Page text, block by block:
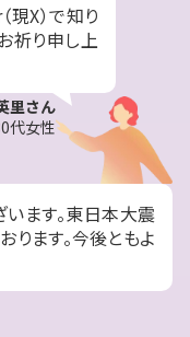
X）で知り
祈り申し上
里さん
代女性
ます。東日本大震
ります。今後ともよ